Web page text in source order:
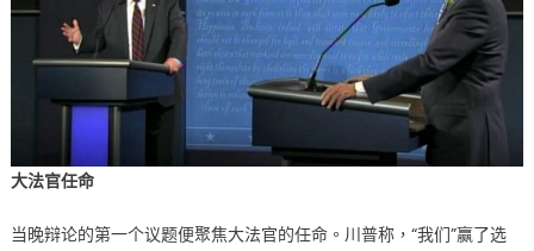
大法官任命
当晚辩论的第一个议题便聚焦大法官的任命。川普称，“我们”赢了选